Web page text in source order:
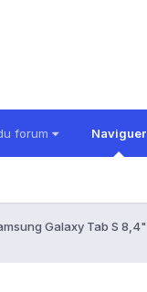
forum Naviguer
Galaxy Tab S 8,4"